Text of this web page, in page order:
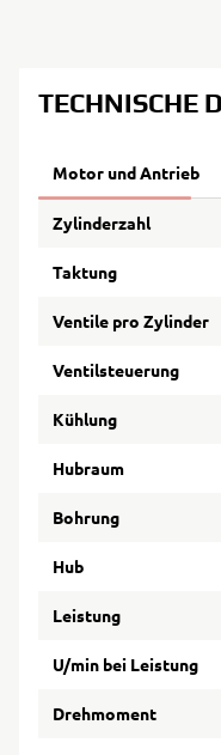
TECHNISCHE
Motor und Antrieb
Zylinderzahl
Taktung
Ventile pro Zylinder
Ventilsteuerung
Kühlung
Hubraum
Bohrung
Hub
Leistung
U/min bei Leistung
Drehmoment